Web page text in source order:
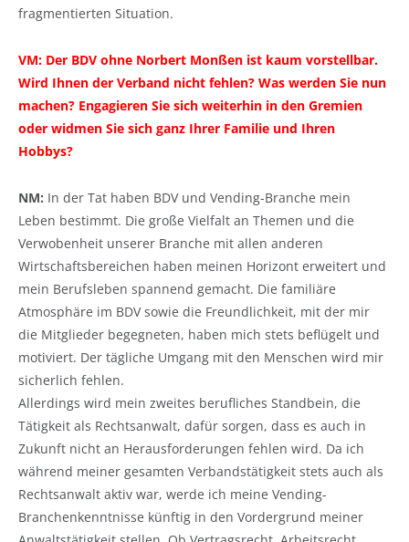
fragmentierten Situation.
VM: Der BDV ohne Norbert Monßen ist kaum vorstellbar.
Wird Ihnen der Verband nicht fehlen? Was werden Sie nun
machen? Engagieren Sie sich weiterhin in den Gremien
oder widmen Sie sich ganz Ihrer Familie und Ihren
Hobbys?
NM: In der Tat haben BDV und Vending-Branche mein
Leben bestimmt. Die große Vielfalt an Themen und die
Verwobenheit unserer Branche mit allen anderen
Wirtschaftsbereichen haben meinen Horizont erweitert und
mein Berufsleben spannend gemacht. Die familiäre
Atmosphäre im BDV sowie die Freundlichkeit, mit der mir
die Mitglieder begegneten, haben mich stets beflügelt und
motiviert. Der tägliche Umgang mit den Menschen wird mir
sicherlich fehlen.
Allerdings wird mein zweites berufliches Standbein, die
Tätigkeit als Rechtsanwalt, dafür sorgen, dass es auch in
Zukunft nicht an Herausforderungen fehlen wird. Da ich
während meiner gesamten Verbandstätigkeit stets auch als
Rechtsanwalt aktiv war, werde ich meine Vending-
Branchenkenntnisse künftig in den Vordergrund meiner